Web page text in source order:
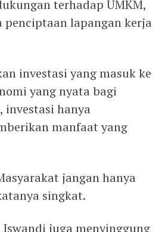
terhadap UMKM,
lapangan kerja
investasi yang masuk ke
yang nyata bagi
investasi hanya
manfaat yang
jangan hanya
singkat.
juga menyinggung